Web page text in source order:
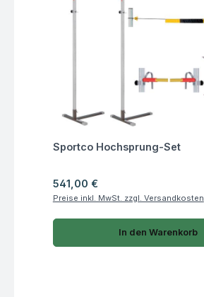
Fragen zum Artikel
Sportco Hochsprung-Set
Regulärer Preis:
541,00 €
Preise inkl. MwSt. zzgl. Versandkosten
In den Warenkorb